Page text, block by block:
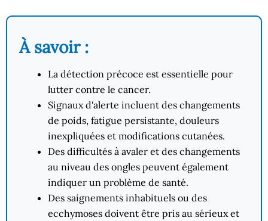
À savoir :
La détection précoce est essentielle pour
lutter contre le cancer.
Signaux d'alerte incluent des changements
de poids, fatigue persistante, douleurs
inexpliquées et modifications cutanées.
Des difficultés à avaler et des changements
au niveau des ongles peuvent également
indiquer un problème de santé.
Des saignements inhabituels ou des
ecchymoses doivent être pris au sérieux et